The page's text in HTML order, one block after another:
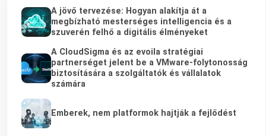
A jövő tervezése: Hogyan alakítja át a
megbízható mesterséges intelligencia és a
szuverén felhő a digitális élményeket
A CloudSigma és az evoila stratégiai
partnerséget jelent be a VMware-folytonosság
biztosítására a szolgáltatók és vállalatok
számára
Emberek, nem platformok hajtják a fejlődést